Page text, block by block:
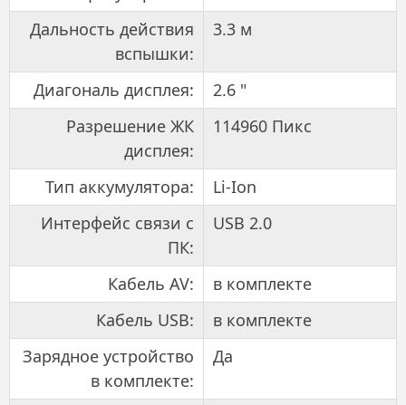
Дальность действия
вспышки:
3.3 м
Диагональ дисплея:
2.6 "
Разрешение ЖК
дисплея:
114960 Пикс
Тип аккумулятора:
Li-Ion
Интерфейс связи с
ПК:
USB 2.0
Кабель AV:
в комплекте
Кабель USB:
в комплекте
Зарядное устройство
в комплекте:
Да